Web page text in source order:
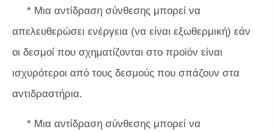
* Μια αντίδραση σύνθεσης μπορεί να
απελευθερώσει ενέργεια (να είναι εξωθερμική) εάν
οι δεσμοί που σχηματίζονται στο προϊόν είναι
ισχυρότεροι από τους δεσμούς που σπάζουν στα
αντιδραστήρια.
* Μια αντίδραση σύνθεσης μπορεί να